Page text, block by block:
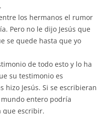
los hermanos el rumor
Pero no le dijo Jesús que
se quede hasta que yo
de todo esto y lo ha
su testimonio es
hizo Jesús. Si se escribieran
entero podría
que escribir.